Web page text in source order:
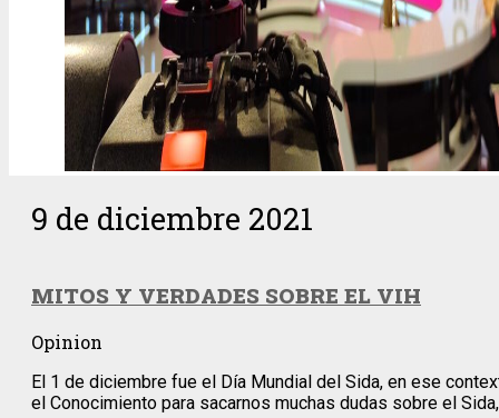
9 de diciembre 2021
MITOS Y VERDADES SOBRE EL VIH
Opinion
El 1 de diciembre fue el Día Mundial del Sida, en ese
el Conocimiento para sacarnos muchas dudas sobre el